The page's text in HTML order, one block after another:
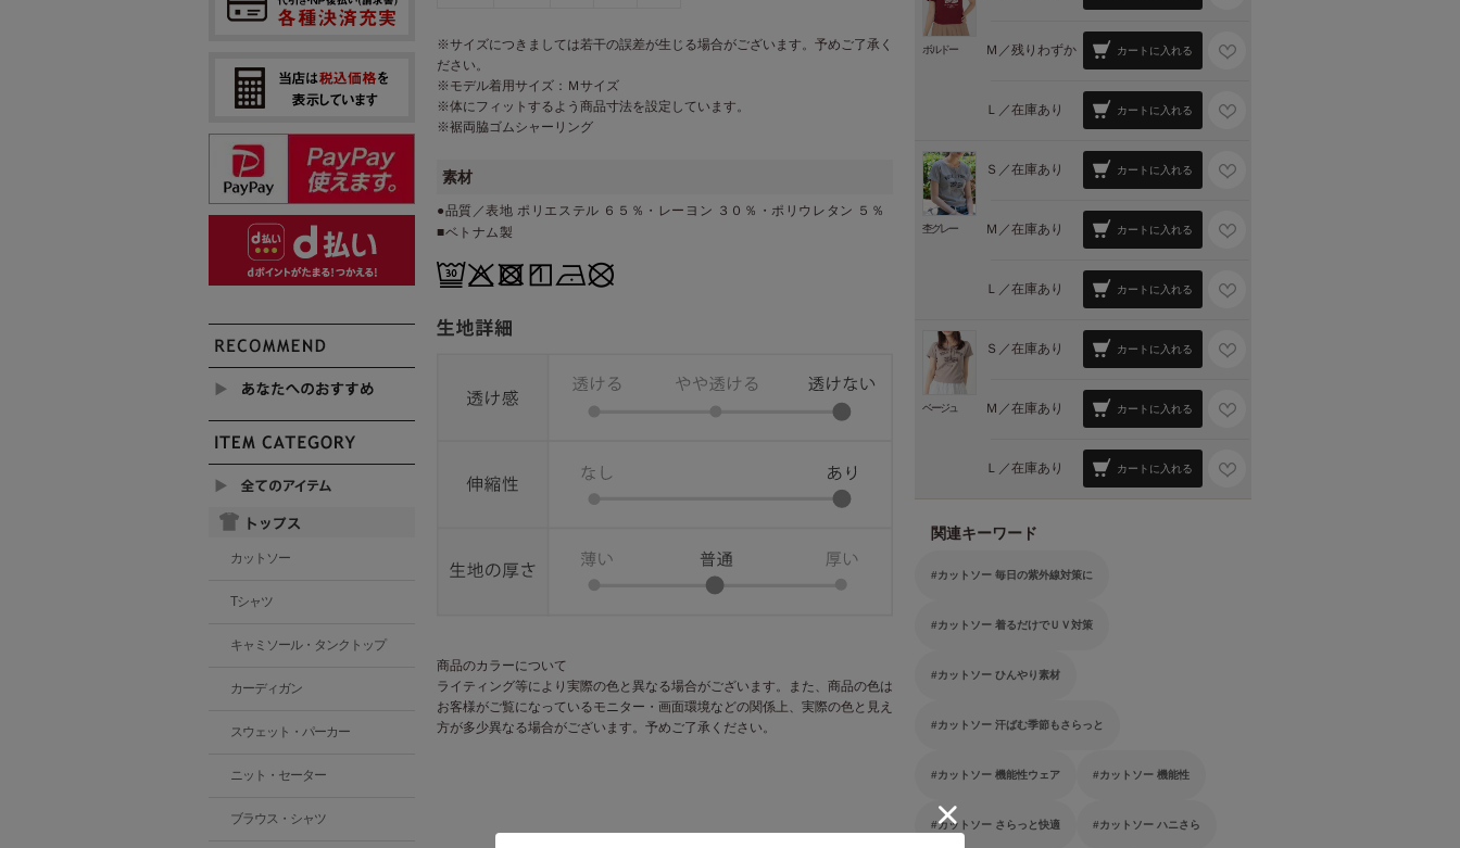
※サイズにつきましては若干の誤差が生じる場合がございます。予めご了承く
ださい。
※モデル着用サイズ：Ｍサイズ
※体にフィットするよう商品寸法を設定しています。
※裾両脇ゴムシャーリング
素材
●品質／表地 ポリエステル ６５％・レーヨン ３０％・ポリウレタン ５％
■ベトナム製
商品のカラーについて
ライティング等により実際の色と異なる場合がございます。また、商品の色は
お客様がご覧になっているモニター・画面環境などの関係上、実際の色と見え
方が多少異なる場合がございます。予めご了承ください。
ボルドー Ｍ／残りわずか カートに入れる
Ｌ／在庫あり カートに入れる
杢グレー
Ｓ／在庫あり カートに入れる
Ｍ／在庫あり カートに入れる
Ｌ／在庫あり カートに入れる
ベージュ
Ｓ／在庫あり カートに入れる
Ｍ／在庫あり カートに入れる
Ｌ／在庫あり カートに入れる
関連キーワード
カットソー 毎日の紫外線対策に
カットソー 着るだけでＵＶ対策
カットソー ひんやり素材
カットソー 汗ばむ季節もさらっと
カットソー 機能性ウェア カットソー 機能性
カットソー さらっと快適 カットソー ハニさら
カットソー
Tシャツ
キャミソール・タンクトップ
カーディガン
スウェット・パーカー
ニット・セーター
ブラウス・シャツ